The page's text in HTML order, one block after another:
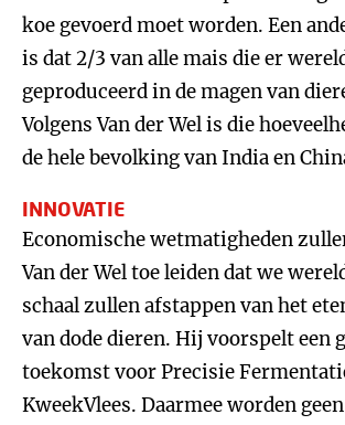
koe gevoerd moet worden. Een
is dat 2/3 van alle mais die er
geproduceerd in de magen van
Volgens Van der Wel is die
de hele bevolking van India en
INNOVATIE
Economische wetmatigheden
Van der Wel toe leiden dat we
schaal zullen afstappen van het
van dode dieren. Hij voorspelt een
toekomst voor Precisie
KweekVlees. Daarmee worden geen